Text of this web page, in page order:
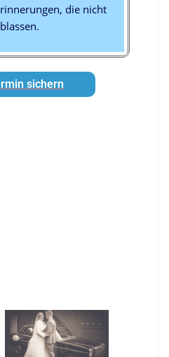
die nicht
sichern